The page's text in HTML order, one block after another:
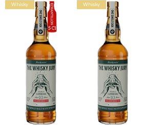
Whisky Whisky